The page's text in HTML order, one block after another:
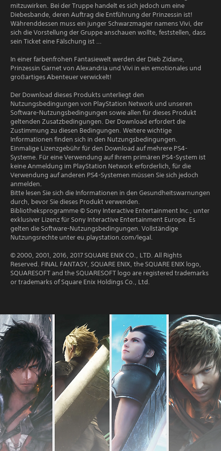
mitzuwirken. Bei der Truppe handelt es sich jedoch um eine
Diebesbande, deren Auftrag die Entführung der Prinzessin ist!
Währenddessen muss ein junger Schwarzmagier namens Vivi, der
sich die Vorstellung der Gruppe anschauen wollte, feststellen, dass
sein Ticket eine Fälschung ist …
In einer farbenfrohen Fantasiewelt werden der Dieb Zidane,
Prinzessin Garnet von Alexandria und Vivi in ein emotionales und
großartiges Abenteuer verwickelt!
Der Download dieses Produkts unterliegt den
Nutzungsbedingungen von PlayStation Network und unseren
Software-Nutzungsbedingungen sowie allen für dieses Produkt
geltenden Zusatzbedingungen. Der Download erfordert die
Zustimmung zu diesen Bedingungen. Weitere wichtige
Informationen finden sich in den Nutzungsbedingungen.
Einmalige Lizenzgebühr für den Download auf mehrere PS4-
Systeme. Für eine Verwendung auf Ihrem primären PS4-System ist
keine Anmeldung im PlayStation Network erforderlich, für die
Verwendung auf anderen PS4-Systemen müssen Sie sich jedoch
anmelden.
Bitte lesen Sie sich die Informationen in den Gesundheitswarnungen
durch, bevor Sie dieses Produkt verwenden.
Bibliotheksprogramme © Sony Interactive Entertainment Inc., unter
exklusiver Lizenz für Sony Interactive Entertainment Europe. Es
gelten die Software-Nutzungsbedingungen. Vollständige
Nutzungsrechte unter eu.playstation.com/legal.
© 2000, 2001, 2016, 2017 SQUARE ENIX CO., LTD. All Rights
Reserved. FINAL FANTASY, SQUARE ENIX, the SQUARE ENIX logo,
SQUARESOFT and the SQUARESOFT logo are registered trademarks
or trademarks of Square Enix Holdings Co., Ltd.